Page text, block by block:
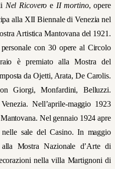
Nel Ricovero e II mortino, opere
alla XII Biennale di Venezia nel
Artistica Mantovana del 1921.
con 30 opere al Circolo
è premiato alla Mostra del
da Ojetti, Arata, De Carolis.
Giorgi, Monfardini, Belluzzi.
Nell’aprile-maggio 1923
Nel gennaio 1924 apre
sale del Casino. In maggio
Mostra Nazionale d’Arte di
nella villa Martignoni di